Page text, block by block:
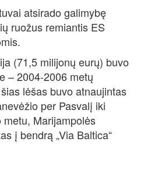
atsirado galimybę
ruožus remiantis ES
(71,5 milijonų eurų) buvo
– 2004-2006 metų
lėšas buvo atnaujintas
per Pasvalį iki
Marijampolės
į bendrą „Via Baltica“